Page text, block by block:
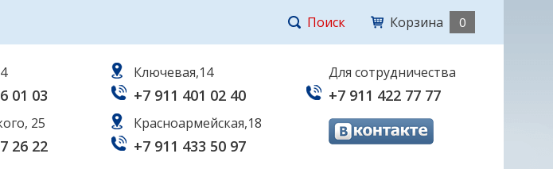
Поиск Корзина 0
01 03
25
26 22
Ключевая,14
+7 911 401 02 40
Красноармейская,18
+7 911 433 50 97
Для сотрудничества
+7 911 422 77 77